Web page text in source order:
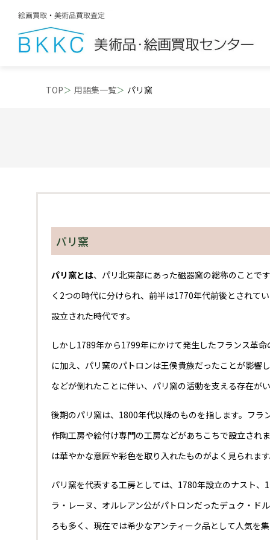
TOP 用語集一覧 パリ窯
パリ窯
パリ窯とは、パリ北東部にあった磁器窯の総称のことで
く2つの時代に分けられ、前半は1770年代前後とされて
設立された時代です。
しかし1789年から1799年にかけて発生したフランス革
に加え、パリ窯のパトロンは王侯貴族だったことが影響
などが倒れたことに伴い、パリ窯の活動を支える存在が
後期のパリ窯は、1800年代以降のものを指します。フ
作陶工房や絵付け専門の工房などがあちこちで設立され
は華やかな意匠や彩色を取り入れたものがよく見られます
パリ窯を代表する工房としては、1780年設立のナスト
ラ・レーヌ、オルレアン公がパトロンだったデュク・ド
ろも多く、現在では希少なアンティーク品として人気を